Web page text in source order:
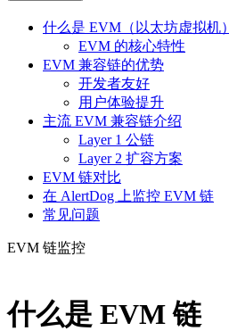
什么是 EVM（以太坊虚拟机）
EVM 的核心特性
EVM 兼容链的优势
开发者友好
用户体验提升
主流 EVM 兼容链介绍
Layer 1 公链
Layer 2 扩容方案
EVM 链对比
在 AlertDog 上监控 EVM 链
常见问题
EVM 链监控
什么是 EVM 链